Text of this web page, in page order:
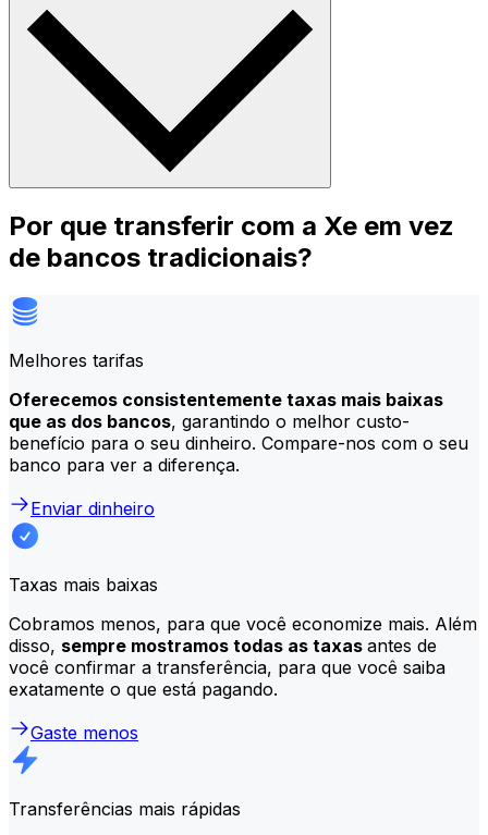
Por que transferir com a Xe em vez
de bancos tradicionais?
Melhores tarifas
Oferecemos consistentemente taxas mais baixas
que as dos bancos, garantindo o melhor custo-
benefício para o seu dinheiro. Compare-nos com o seu
banco para ver a diferença.
Enviar dinheiro
Taxas mais baixas
Cobramos menos, para que você economize mais. Além
disso, sempre mostramos todas as taxas antes de
você confirmar a transferência, para que você saiba
exatamente o que está pagando.
Gaste menos
Transferências mais rápidas